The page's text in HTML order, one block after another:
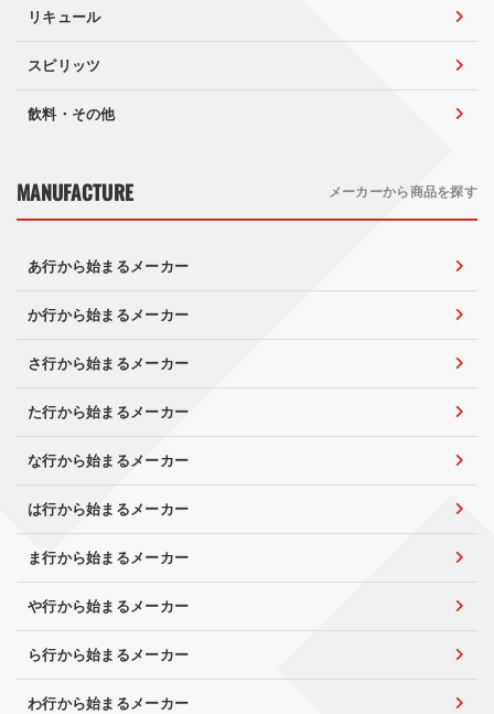
リキュール
スピリッツ
飲料・その他
MANUFACTURE メーカーから商品を探す
あ行から始まるメーカー
か行から始まるメーカー
さ行から始まるメーカー
た行から始まるメーカー
な行から始まるメーカー
は行から始まるメーカー
ま行から始まるメーカー
や行から始まるメーカー
ら行から始まるメーカー
わ行から始まるメーカー